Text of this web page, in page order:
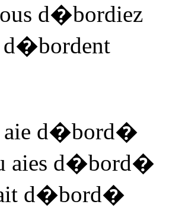
d�bordiez
d�bordent
aie d�bord�
aies d�bord�
d�bord�